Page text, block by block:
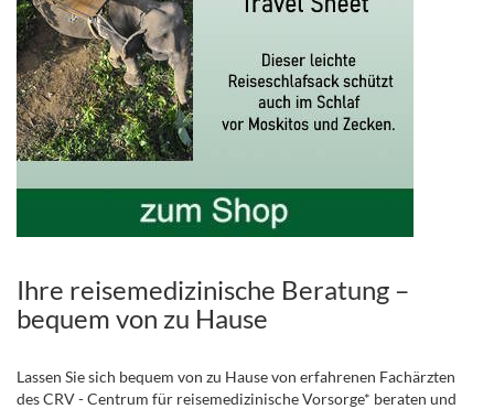
Ihre reisemedizinische Beratung –
bequem von zu Hause
Lassen Sie sich bequem von zu Hause von erfahrenen Fachärzten
des CRV - Centrum für reisemedizinische Vorsorge* beraten und